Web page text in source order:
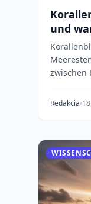
und
zwischen
Redakcia